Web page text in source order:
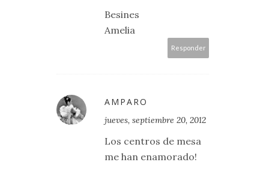
Besines
Amelia
Responder
AMPARO
jueves, septiembre 20, 2012
Los centros de mesa
me han enamorado!